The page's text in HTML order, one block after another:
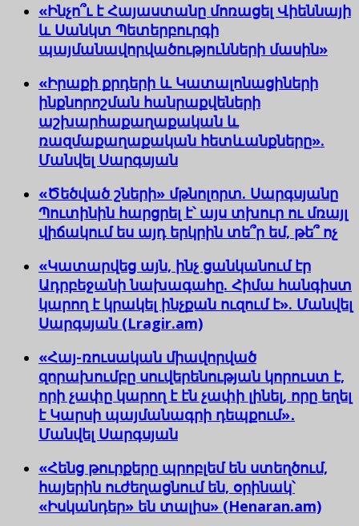
«Ինչո՞ւ է Հայաստանը մոռացել Վիեննայի
և Սանկտ Պետերբուրգի
պայմանավորվածությունների մասին»
«Իրաքի քրդերի և Կատալոնացիների
ինքնորոշման հանրաքվեների
աշխարհաքաղաքական և
ռազմաքաղաքական հետևանքները».
Մանվել Սարգսյան
«Ծեծված շների» մթնոլորտ. Սարգսյանը
Պուտինին հարցրել է՝ այս տխուր ու մռայլ
վիճակում ես այդ երկրին տե՞ր եմ, թե՞ ոչ
«Կատարվեց այն, ինչ ցանկանում էր
Ադրբեջանի նախագահը. Հիմա հանգիստ
կարող է կրակել ինչքան ուզում է». Մանվել
Սարգսյան (Lragir.am)
«Հայ-ռուսական միավորված
զորախումբը սուվերենության կորուստ է,
որի չափը կարող է էն չափի լինել, որը եղել
է Կարսի պայմանագրի դեպքում»․
Մանվել Սարգսյան
«Հենց թուրքերը պրոբլեմ են ստեղծում,
հայերին ուժեղացնում են, օրինակ՝
«Իսկանդեր» են տալիս» (Henaran.am)